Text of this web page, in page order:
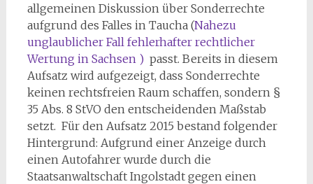
allgemeinen Diskussion über Sonderrechte
aufgrund des Falles in Taucha (Nahezu
unglaublicher Fall fehlerhafter rechtlicher
Wertung in Sachsen )passt. Bereits in diesem
Aufsatz wird aufgezeigt, dass Sonderrechte
keinen rechtsfreien Raum schaffen, sondern §
35 Abs. 8 StVO den entscheidenden Maßstab
setzt. Für den Aufsatz 2015 bestand folgender
Hintergrund: Aufgrund einer Anzeige durch
einen Autofahrer wurde durch die
Staatsanwaltschaft Ingolstadt gegen einen